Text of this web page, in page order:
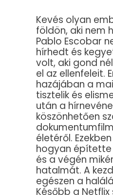
Kevés olyan
földön, aki nem
Pablo Escobar
hírhedt és
volt, aki gond
el az ellenfeleit.
hazájában a
tisztelik és
után a
köszönhetően
életéről.
hogyan
és a végén
hatalmát. A
egészen a
Később a